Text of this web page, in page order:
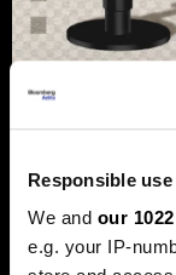
Responsible
We and our
e.g. your IP-
Од
да стане
Во последните